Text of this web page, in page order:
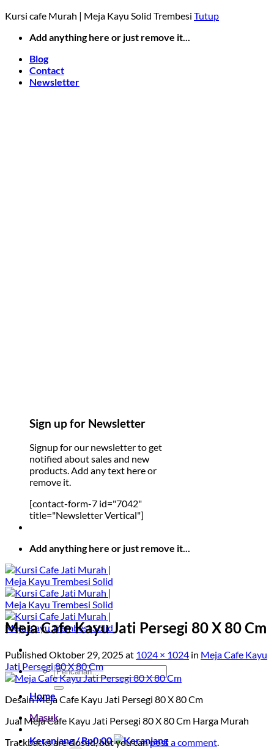
Kursi cafe Murah | Meja Kayu Solid Trembesi Tutup
Skip
content
Add anything here or just remove it...
Blog
Contact
Newsletter
Sign up for Newsletter
Signup for our newsletter to get
notified about sales and new
products. Add any text here or
remove it.
[contact-form-7 id="7042"
title="Newsletter Vertical"]
Add anything here or just remove it...
Pencarian
untuk:
Home
Masuk
Keranjang /Rp0.00
Meja Cafe Kayu Jati Persegi 80 X 80 Cm
Published Oktober 29, 2025at 1024 × 1024 in Meja Cafe Kayu
Jati Persegi 80 X 80 Cm
Desain Meja Cafe Kayu Jati Persegi 80 X 80 Cm
Jual Meja Cafe Kayu Jati Persegi 80 X 80 Cm Harga Murah
Trackbacks are closed, but you canpost a comment.